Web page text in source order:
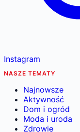
Instagram
NASZE TEMATY
Najnowsze
Aktywność
Dom i ogród
Moda i uroda
Zdrowie